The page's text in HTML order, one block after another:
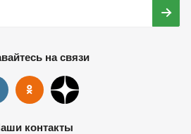
на связи
контакты